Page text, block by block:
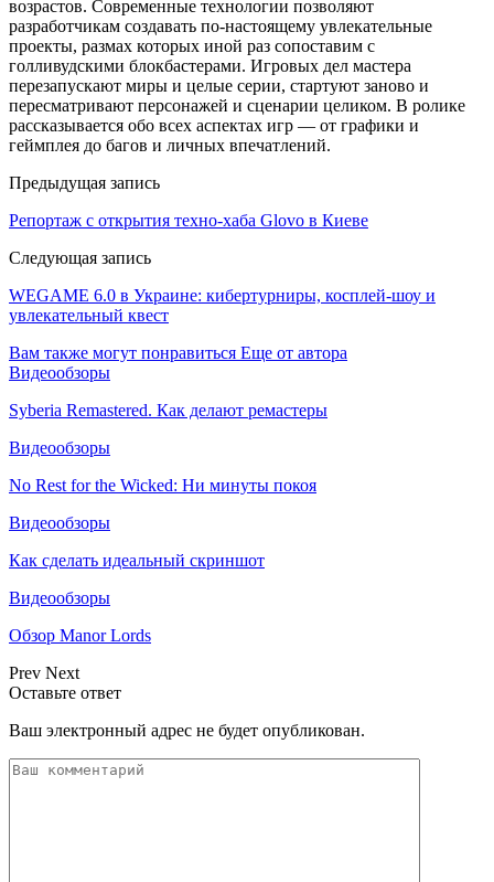
возрастов. Современные технологии позволяют
разработчикам создавать по-настоящему увлекательные
проекты, размах которых иной раз сопоставим с
голливудскими блокбастерами. Игровых дел мастера
перезапускают миры и целые серии, стартуют заново и
пересматривают персонажей и сценарии целиком. В ролике
рассказывается обо всех аспектах игр — от графики и
геймплея до багов и личных впечатлений.
Предыдущая запись
Репортаж с открытия техно-хаба Glovo в Киеве
Следующая запись
WEGAME 6.0 в Украине: кибертурниры, косплей-шоу и
увлекательный квест
Вам также могут понравиться Еще от автора
Видеообзоры
Syberia Remastered. Как делают ремастеры
Видеообзоры
No Rest for the Wicked: Ни минуты покоя
Видеообзоры
Как сделать идеальный скриншот
Видеообзоры
Обзор Manor Lords
Prev Next
Оставьте ответ
Ваш электронный адрес не будет опубликован.